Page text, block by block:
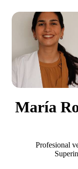
María
Profesional